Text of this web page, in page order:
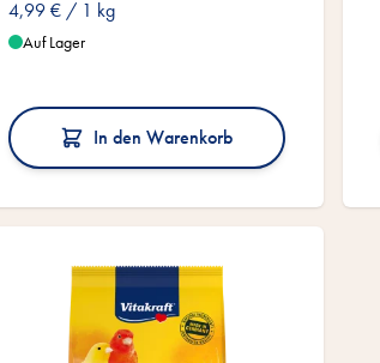
4,99 € / 1 kg
Auf Lager
In den Warenkorb